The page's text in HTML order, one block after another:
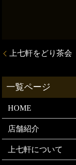
上七軒をどり茶会
HOME
店舗紹介
上七軒について